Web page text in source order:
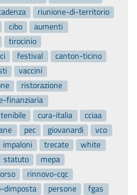
riunione-di-territorio
cibo
aumenti
tirocinio
festival
canton-ticino
vaccini
ristorazione
finanziaria
cura-italia
cciaa
pec giovanardi
vco
impaloni trecate
white
statuto
mepa
rinnovo-cqc
dimposta persone
fgas